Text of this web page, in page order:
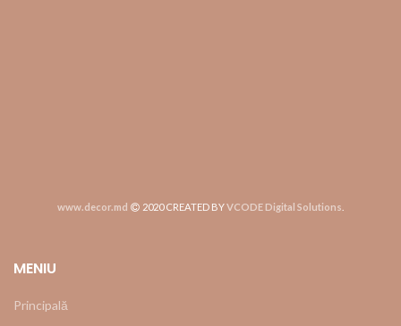
www.decor.md 2020 CREATED BYVCODE Digital Solutions
MENIU
Principală